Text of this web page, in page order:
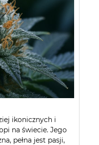
ikonicznych i
na świecie. Jego
pełna jest pasji,